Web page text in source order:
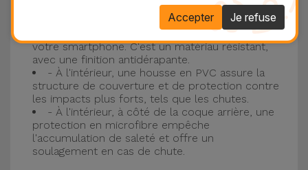
- Une première couche de silicone liquide
donne de la couleur et une couverture
complète à la coque arrière et au bord latéral de
votre smartphone. C'est un matériau résistant,
avec une finition antidérapante.
- À l'intérieur, une housse en PVC assure la
structure de couverture et de protection contre
les impacts plus forts, tels que les chutes.
- À l'intérieur, à côté de la coque arrière, une
protection en microfibre empêche
l'accumulation de saleté et offre un
soulagement en cas de chute.
Je refuse
Accepter